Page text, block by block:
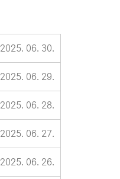
2025. 06. 30.
2025. 06. 29.
2025. 06. 28.
2025. 06. 27.
2025. 06. 26.